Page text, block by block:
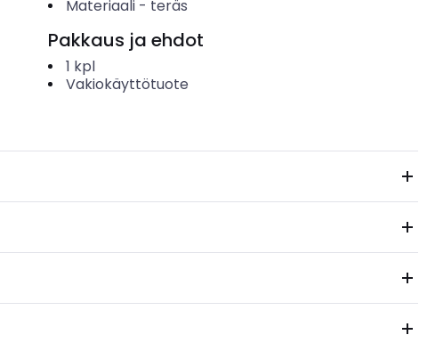
Materiaali- teräs
Pakkaus ja ehdot
1 kpl
Vakiokäyttötuote